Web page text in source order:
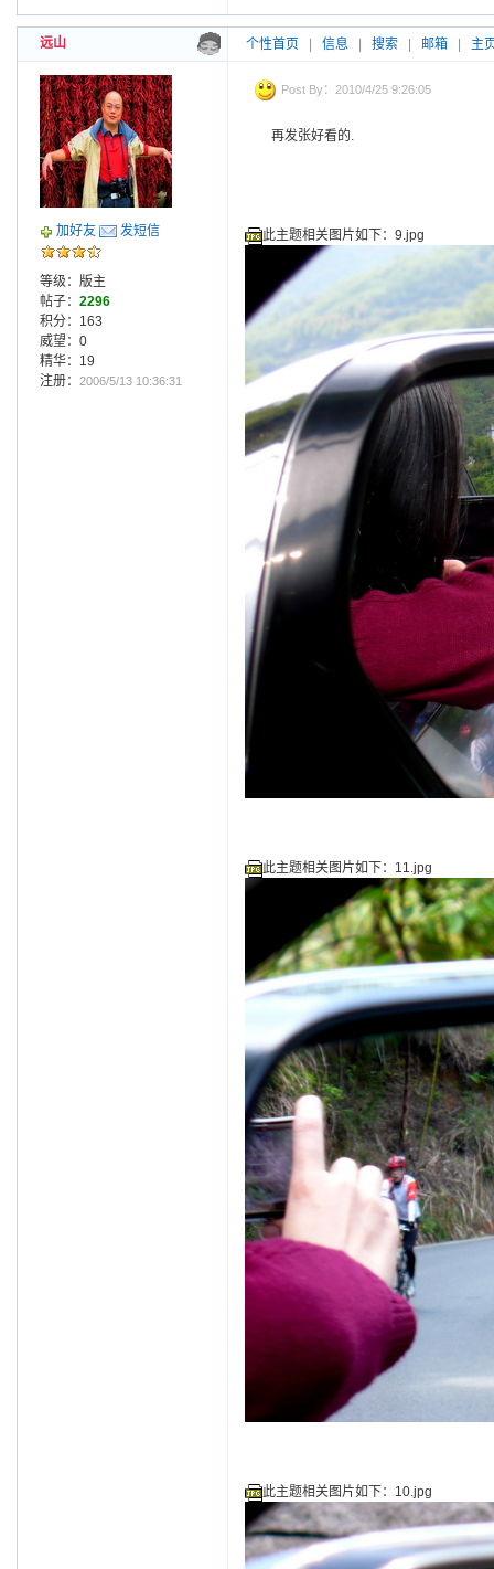
远山 个性首页 信息 搜索 邮箱 主
加好友 发短信
等级：版主
帖子： 2296
积分：163
威望：0
精华：19
注册： 2006/5/13 10:36:31
Post By：2010/4/25 9:26:05
再发张好看的.
此主题相关图片如下：9.jpg
此主题相关图片如下：11.jpg
此主题相关图片如下：10.jpg